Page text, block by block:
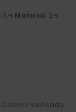
: 3 /5 Material: 2/5
Compra verificada